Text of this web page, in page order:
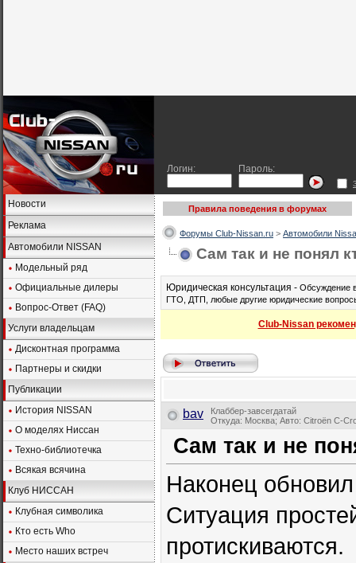
Логин: Пароль:
Новости
Реклама
Автомобили NISSAN
Модельный ряд
Официальные дилеры
Вопрос-Ответ (FAQ)
Услуги владельцам
Дисконтная программа
Партнеры и скидки
Публикации
История NISSAN
О моделях Ниссан
Техно-библиотечка
Всякая всячина
Клуб НИССАН
Клубная символика
Кто есть Who
Место наших встреч
Правила поведения в форумах
Форумы Club-Nissan.ru > Автомобили
Сам так и не понял
Юридическая консультация - Обсуждение
ГТО, ДТП, любые другие юридические
Club-Nissan
bav
Клаббер-завсегдатай
Откуда: Москва; Авто: Citroёn C-
Сам так и не
Наконец
Ситуация
протискиваются.